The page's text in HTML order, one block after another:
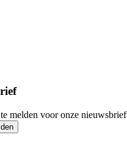
melden voor onze nieuwsbrief